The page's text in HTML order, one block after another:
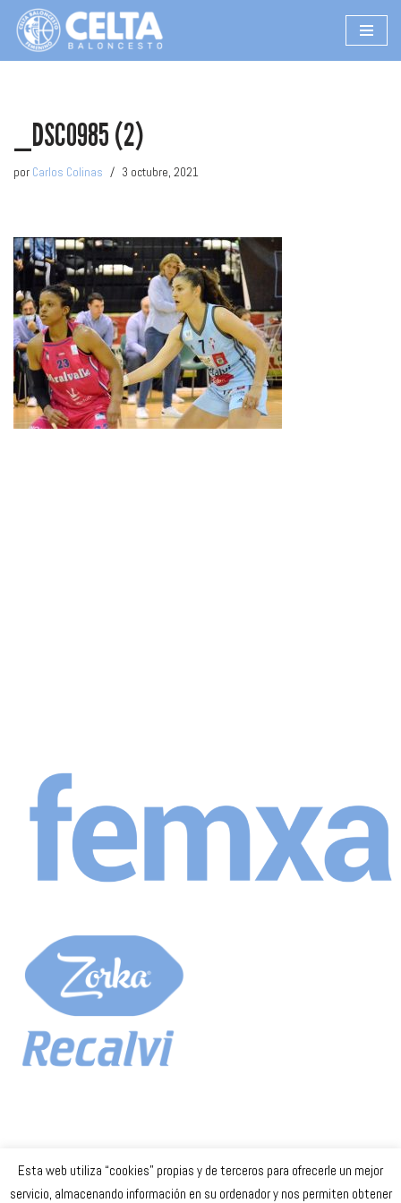
Saltar
_DSC0985 (2)
por Carlos Colinas 3 octubre, 2021
Celta Baloncesto Femenino. 2023
Esta web utiliza “cookies” propias y de terceros para ofrecerle un mejor
servicio, almacenando información en su ordenador y nos permiten obtener